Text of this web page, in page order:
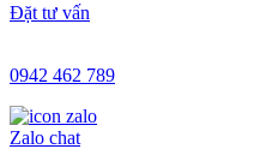
Đặt tư vấn
0942 462 789
Zalo chat